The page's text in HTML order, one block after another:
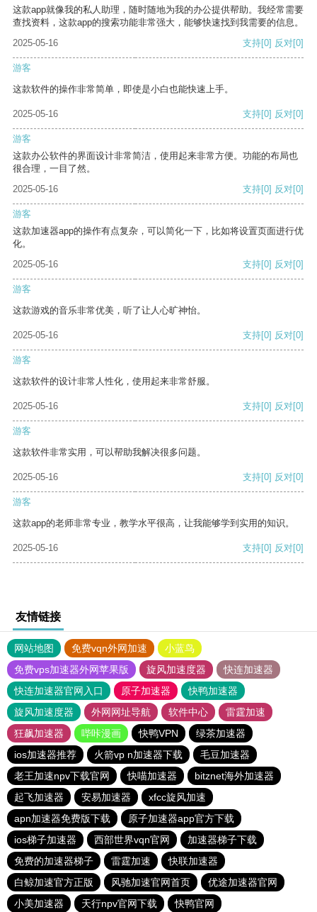
这款app就像我的私人助理，随时随地为我的办公提供帮助。我经常需要
查找资料，这款app的搜索功能非常强大，能够快速找到我需要的信息。
2025-05-16
支持[0] 反对[0]
游客
这款软件的操作非常简单，即使是小白也能快速上手。
2025-05-16 支持[0] 反对[0]
游客
这款办公软件的界面设计非常简洁，使用起来非常方便。功能的布局也
很合理，一目了然。
2025-05-16
支持[0] 反对[0]
游客
这款加速器app的操作有点复杂，可以简化一下，比如将设置页面进行优
化。
2025-05-16
支持[0] 反对[0]
游客
这款游戏的音乐非常优美，听了让人心旷神怡。
2025-05-16 支持[0] 反对[0]
游客
这款软件的设计非常人性化，使用起来非常舒服。
2025-05-16 支持[0] 反对[0]
游客
这款软件非常实用，可以帮助我解决很多问题。
2025-05-16 支持[0] 反对[0]
游客
这款app的老师非常专业，教学水平很高，让我能够学到实用的知识。
2025-05-16 支持[0] 反对[0]
友情链接
网站地图 免费vqn外网加速
小蓝鸟
免费vps加速器外网苹果版
旋风加速度器
快连加速器
快连加速器官网入口
原子加速器
快鸭加速器
旋风加速度器
外网网址导航 软件中心
雷霆加速
狂飙加速器
哔咔漫画 快鸭VPN
绿茶加速器
ios加速器推荐
火箭vp n加速器下载
毛豆加速器
老王加速npv下载官网
快喵加速器
bitznet海外加速器
起飞加速器
安易加速器
xfcc旋风加速
apn加速器免费版下载
原子加速器app官方下载
ios梯子加速器
西部世界vqn官网
加速器梯子下载
免费的加速器梯子
雷霆加速
快联加速器
白鲸加速官方正版
风驰加速官网首页
优途加速器官网
小美加速器
天行npv官网下载 快鸭官网